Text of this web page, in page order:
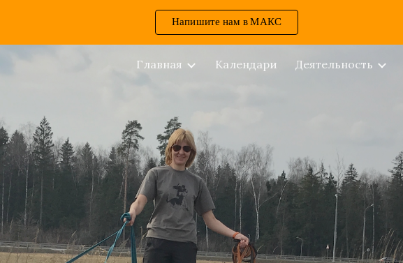
Напишите нам в МАКС
Главная Календари Деятельность